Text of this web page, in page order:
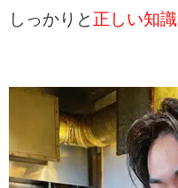
しっかりと 正しい知識